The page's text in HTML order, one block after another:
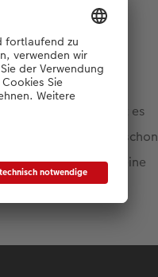
bei mir zuhause hat es
Ich wollte deshalb schon
etwas Spezielles, eine